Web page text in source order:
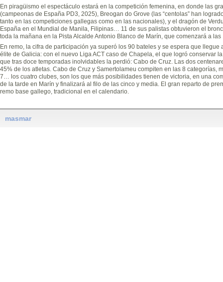
En piragüismo el espectáculo estará en la competición femenina, en donde las
(campeonas de España PD3, 2025), Breogan do Grove (las “centolas” han
tanto en las competiciones gallegas como en las nacionales), y el dragón de
España en el Mundial de Manila, Filipinas… 11 de sus palistas obtuvieron el
toda la mañana en la Pista Alcalde Antonio Blanco de Marín, que comenzará a
En remo, la cifra de participación ya superó los 90 bateles y se espera que
élite de Galicia: con el nuevo Liga ACT caso de Chapela, el que logró conservar
que tras doce temporadas inolvidables la perdió: Cabo de Cruz. Las dos
45% de los atletas. Cabo de Cruz y Samertolameu compiten en las 8 categorías,
7… los cuatro clubes, son los que más posibilidades tienen de victoria, en una
de la tarde en Marín y finalizará al filo de las cinco y media. El gran reparto de
remo base gallego, tradicional en el calendario.
masmar